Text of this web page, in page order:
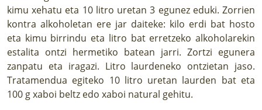
kimu xehatu eta 10 litro uretan 3 egunez eduki. Zorrien
kontra alkoholetan ere jar daiteke: kilo erdi bat hosto
eta kimu birrindu eta litro bat erretzeko alkoholarekin
estalita ontzi hermetiko batean jarri. Zortzi egunera
zanpatu eta iragazi. Litro laurdeneko ontzietan jaso.
Tratamendua egiteko 10 litro uretan laurden bat eta
100 g xaboi beltz edo xaboi natural gehitu.